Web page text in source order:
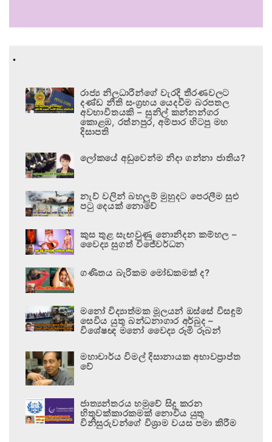
.
රාජ්‍ය නිලධාරීන්ගේ වැරදි තීරණවලට
දණ්ඩ නීති සංග්‍රහය යෙදවීම බරපතල
අවභාවිතයකි – සුනිල් කන්නන්ගර
කොළඹ, රත්නපුර, අම්පාර හිටපු මහ
දිසාපති
ලෝකයේ අඩුවෙන්ම නිදා ගන්නා ජාතිය?
නැව් වලින් බහලුම් මුහුදට පෙරලීම සුළු
පටු දෙයක් නොවේ
කුස තුළ සැඟවුණු නොනිදන කම්හල –
වෛද්‍ය සුගත් විජේවර්ධන
ගණිතය බැරිකම මෝඩකමක් ද?
මනෝ විද්‍යාත්මක මූලයන් ඔස්සේ විසඳුම්
සෙවිය යුතු බන්ධනාගාර අර්බුද –
විශේෂඥ මනෝ වෛද්‍ය රූමි රූබන්
මහාචාර්ය විමල් දිසානායක අභාවප්‍රාප්ත
වේ
ජාත්‍යන්තරය හමුවේ සිදු කරන
හිතුවක්කාරකමක් නොවිය යුතු
විනිසුරුවන්ගේ විශ්‍රාම වයස පමා කිරීම